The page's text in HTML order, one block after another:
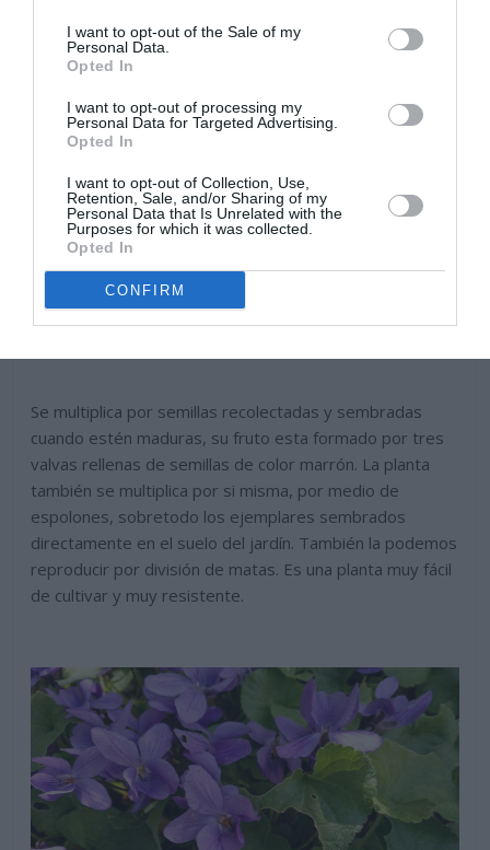
I want to opt-out of the Sale of my
Personal Data.
Opted In
I want to opt-out of processing my
Personal Data for Targeted Advertising.
Opted In
I want to opt-out of Collection, Use,
Retention, Sale, and/or Sharing of my
Personal Data that Is Unrelated with the
Purposes for which it was collected.
Opted In
CONFIRM
Se multiplica por semillas recolectadas y sembradas
cuando estén maduras, su fruto esta formado por tres
valvas rellenas de semillas de color marrón. La planta
también se multiplica por si misma, por medio de
espolones, sobretodo los ejemplares sembrados
directamente en el suelo del jardín. También la podemos
reproducir por división de matas. Es una planta muy fácil
de cultivar y muy resistente.